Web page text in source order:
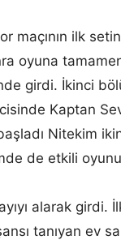
maçının ilk
tamamen
girdi. İkinci
Kaptan
Nitekim
de etkili
alarak girdi.
tanıyan ev